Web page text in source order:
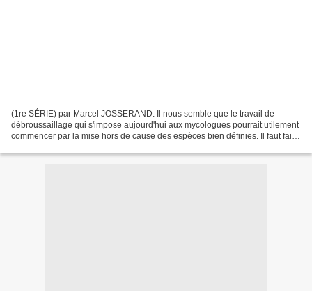
(1re SÉRIE) par Marcel JOSSERAND. Il nous semble que le travail de
débroussaillage qui s'impose aujourd'hui aux mycologues pourrait utilement
commencer par la mise hors de cause des espèces bien définies. Il faut faire